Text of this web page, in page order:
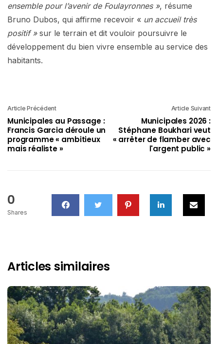
ensemble pour l’avenir de Foulayronnes », résume
Bruno Dubos, qui affirme recevoir « un accueil très
positif » sur le terrain et dit vouloir poursuivre le
développement du bien vivre ensemble au service des
habitants.
Article Précédent
Municipales au Passage :
Francis Garcia déroule un
programme « ambitieux
mais réaliste »
Article Suivant
Municipales 2026 :
Stéphane Boukhari veut
« arrêter de flamber avec
l'argent public »
0
Shares
Articles similaires